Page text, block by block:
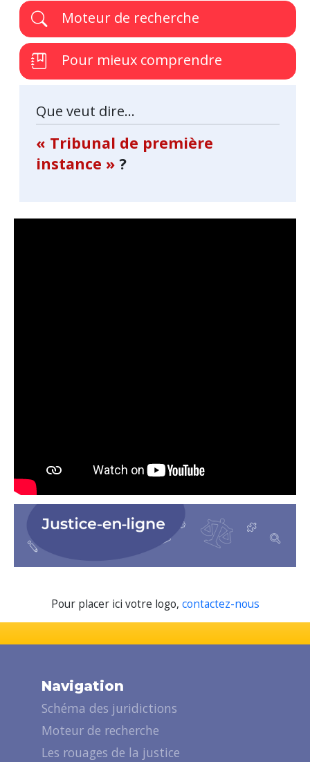
Moteur de recherche
Pour mieux comprendre
Que veut dire...
« Tribunal de première
instance » ?
Pour placer ici votre logo, contactez-nous
Navigation
Schéma des juridictions
Moteur de recherche
Les rouages de la justice